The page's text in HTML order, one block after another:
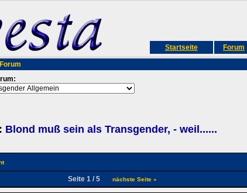
Startseite Forum
Blond muß sein als Transgender, - weil......
Seite 1 / 5 nächste Seite »